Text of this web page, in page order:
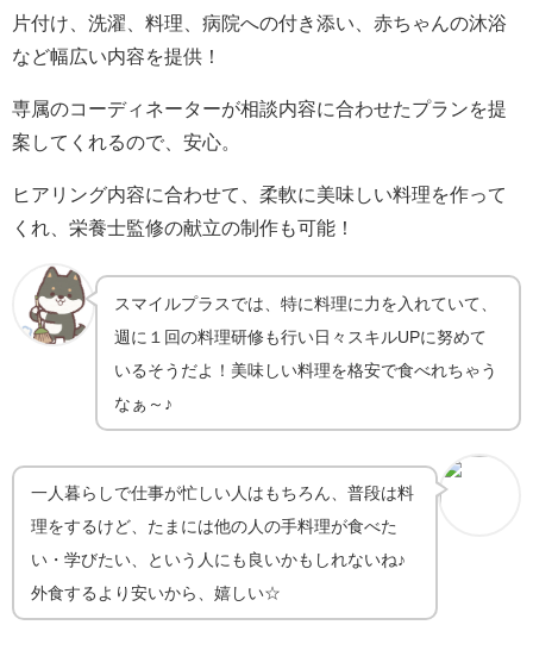
片付け、洗濯、料理、病院への付き添い、赤ちゃんの沐浴
など幅広い内容を提供！
専属のコーディネーターが相談内容に合わせたプランを提
案してくれるので、安心。
ヒアリング内容に合わせて、柔軟に美味しい料理を作って
くれ、栄養士監修の献立の制作も可能！
スマイルプラスでは、特に料理に力を入れていて、
週に１回の料理研修も行い日々スキルUPに努めて
いるそうだよ！美味しい料理を格安で食べれちゃう
なぁ～♪
一人暮らしで仕事が忙しい人はもちろん、普段は料
理をするけど、たまには他の人の手料理が食べた
い・学びたい、という人にも良いかもしれないね♪
外食するより安いから、嬉しい☆